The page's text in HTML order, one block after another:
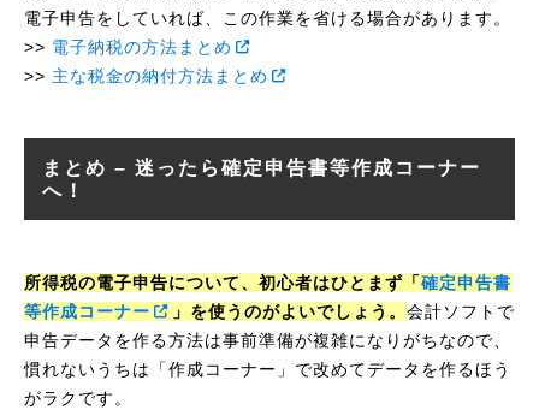
電子申告をしていれば、この作業を省ける場合があります。
>> 電子納税の方法まとめ
>> 主な税金の納付方法まとめ
まとめ – 迷ったら確定申告書等作成コーナー
へ！
所得税の電子申告について、初心者はひとまず「確定申告書
等作成コーナー
」を使うのがよいでしょう。 会計ソフトで
申告データを作る方法は事前準備が複雑になりがちなので、
慣れないうちは「作成コーナー」で改めてデータを作るほう
がラクです。